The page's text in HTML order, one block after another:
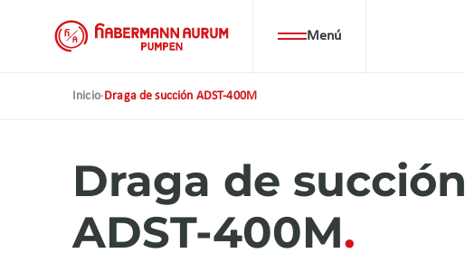
contenido
Menú
Inicio·Draga de succión ADST-400M
Draga de succión
ADST-400M